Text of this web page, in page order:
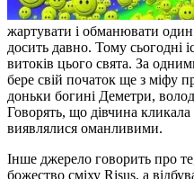
жартувати і обманювати
досить давно. Тому сьогодні
витоків цього свята. За
бере свій початок ще з міфу
доньки богині Деметри,
Говорять, що дівчина
виявлялися оманливими.
Інше джерело говорить про
божество сміху Risus, а